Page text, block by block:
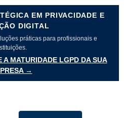
EM PRIVACIDADE E
DIGITAL
práticas para profissionais e
A MATURIDADE LGPD DA SUA
→